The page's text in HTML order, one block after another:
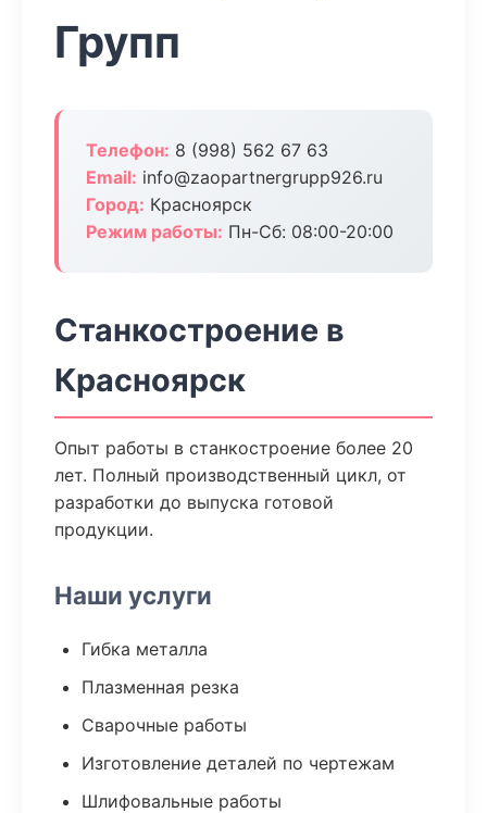
Групп
Телефон: 8 (998) 562 67 63
Email: info@zaopartnergrupp926.ru
Город: Красноярск
Режим работы: Пн-Сб: 08:00-20:00
Станкостроение в
Красноярск
Опыт работы в станкостроение более 20
лет. Полный производственный цикл, от
разработки до выпуска готовой
продукции.
Наши услуги
Гибка металла
Плазменная резка
Сварочные работы
Изготовление деталей по чертежам
Шлифовальные работы